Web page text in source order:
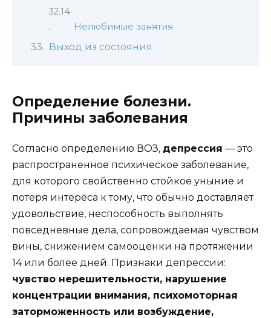
Нелюбимые занятия
Выход из состояния
Определение болезни.
Причины заболевания
Согласно определению ВОЗ, депрессия — это
распространенное психическое заболевание,
для которого свойственно стойкое уныние и
потеря интереса к тому, что обычно доставляет
удовольствие, неспособность выполнять
повседневные дела, сопровождаемая чувством
вины, снижением самооценки на протяжении
14 или более дней. Признаки депрессии:
чувство нерешительности, нарушение
концентрации внимания, психомоторная
заторможенность или возбуждение,